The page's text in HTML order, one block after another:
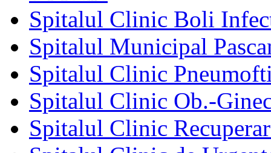
Spitalul Clinic Boli
Spitalul Municipal
Spitalul Clinic
Spitalul Clinic Ob.-
Spitalul Clinic